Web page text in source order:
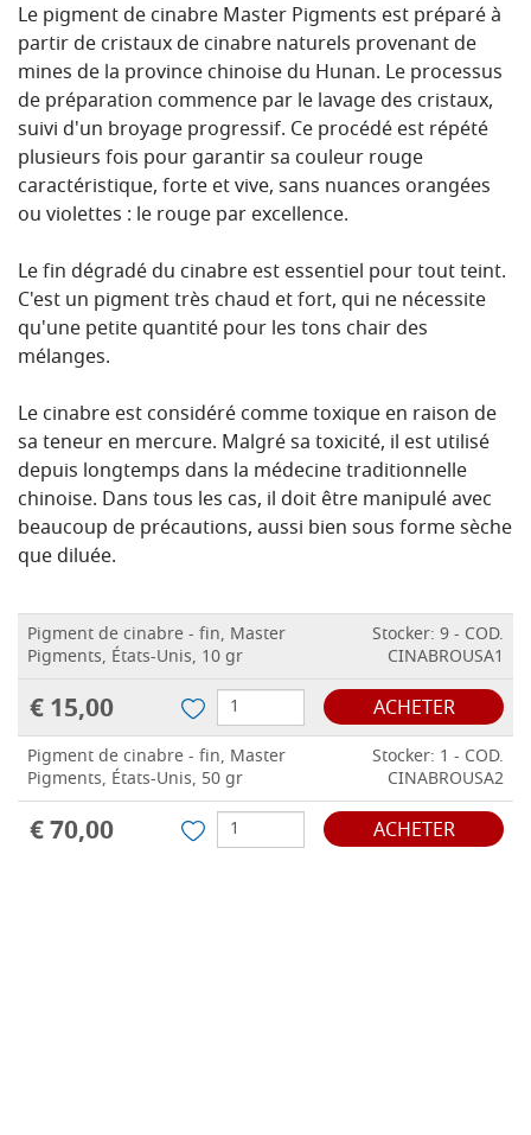
Le pigment de cinabre Master Pigments est préparé à
partir de cristaux de cinabre naturels provenant de
mines de la province chinoise du Hunan. Le processus
de préparation commence par le lavage des cristaux,
suivi d'un broyage progressif. Ce procédé est répété
plusieurs fois pour garantir sa couleur rouge
caractéristique, forte et vive, sans nuances orangées
ou violettes : le rouge par excellence.
Le fin dégradé du cinabre est essentiel pour tout teint.
C'est un pigment très chaud et fort, qui ne nécessite
qu'une petite quantité pour les tons chair des
mélanges.
Le cinabre est considéré comme toxique en raison de
sa teneur en mercure. Malgré sa toxicité, il est utilisé
depuis longtemps dans la médecine traditionnelle
chinoise. Dans tous les cas, il doit être manipulé avec
beaucoup de précautions, aussi bien sous forme sèche
que diluée.
Pigment de cinabre - fin, Master
Pigments, États-Unis, 10 gr
Stocker: 9 - COD.
CINABROUSA1
€ 15,00 ACHETER
Pigment de cinabre - fin, Master
Pigments, États-Unis, 50 gr
Stocker: 1 - COD.
CINABROUSA2
€ 70,00 ACHETER